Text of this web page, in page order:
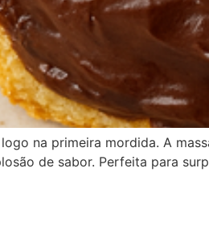
na primeira mordida. A
de sabor. Perfeita para